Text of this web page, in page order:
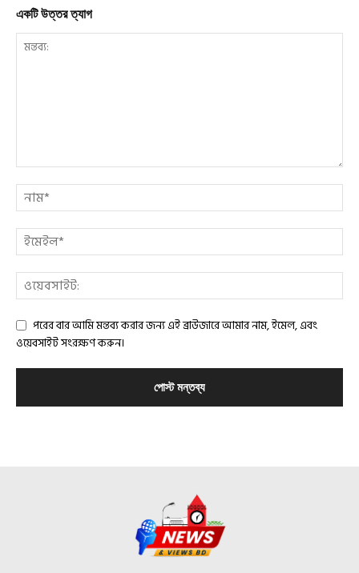
একটি উত্তর ত্যাগ
পরের বার আমি মন্তব্য করার জন্য এই ব্রাউজারে আমার নাম, ইমেল, এবং
ওয়েবসাইট সংরক্ষণ করুন।